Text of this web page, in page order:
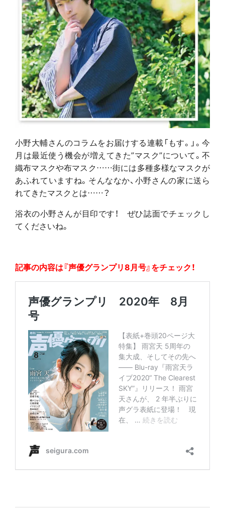
小野大輔さんのコラムをお届けする連載「もす。」。今
月は最近使う機会が増えてきた”マスク”について。不
織布マスクや布マスク……街には多種多様なマスクが
あふれていますね。そんななか、小野さんの家に送ら
れてきたマスクとは……？
浴衣の小野さんが目印です！ ぜひ誌面でチェックし
てくださいね。
記事の内容は『声優グランプリ8月号』をチェック！